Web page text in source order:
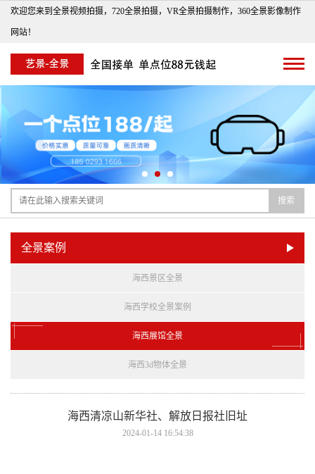
欢迎您来到全景视频拍摄，720全景拍摄，VR全景拍摄制作，360全景影像制作
网站！
搜索
全景案例
海西景区全景
海西学校全景案例
海西展馆全景
海西3d物体全景
海西清凉山新华社、解放日报社旧址
2024-01-14 16:54:38